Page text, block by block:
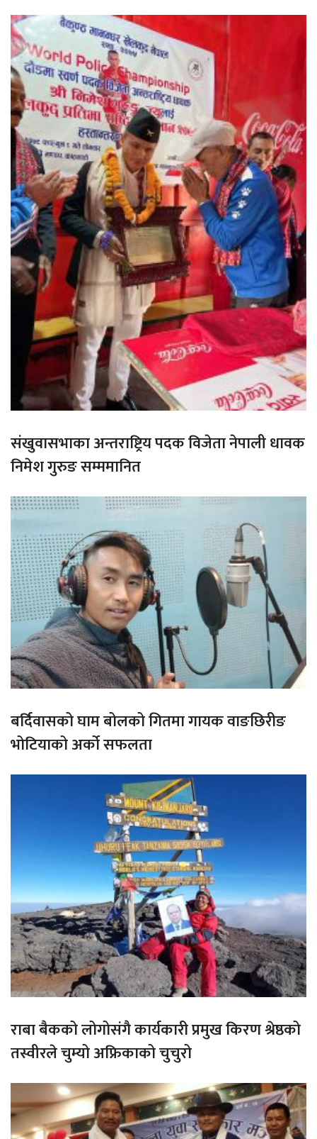
संखुवासभाका अन्तराष्ट्रिय पदक विजेता नेपाली धावक
निमेश गुरुङ सम्ममानित
बर्दिवासको घाम बोलको गितमा गायक वाङछिरीङ
भोटियाको अर्को सफलता
राबा बैकको लोगोसंगै कार्यकारी प्रमुख किरण श्रेष्ठको
तस्वीरले चुम्यो अफ्रिकाको चुचुरो